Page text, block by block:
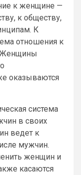
к женщине —
к обществу,
К
отношения к
Женщины
оказываются
система
в своих
ведет к
мужчин.
женщин и
касаются